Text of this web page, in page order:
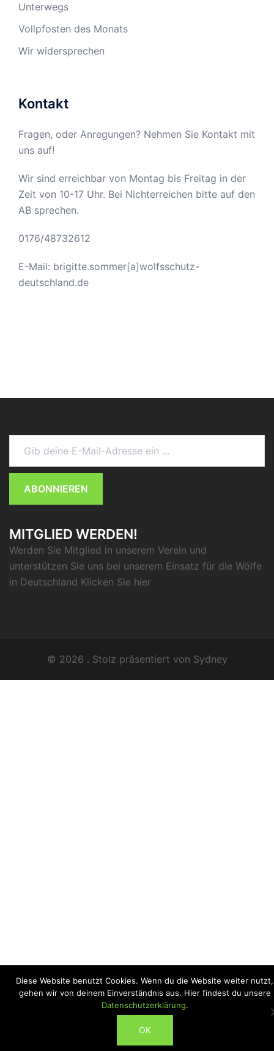
Unterwegs
Vollpfosten des Monats
Wir widersprechen
Kontakt
Fragen, oder Anregungen? Nehmen Sie Kontakt mit
uns auf!
Wir sind erreichbar von Montag bis Freitag in der
Zeit von 10-17 Uhr. Bei Nichterreichen bitte auf den
AB sprechen.
0176/48732612
E-Mail: brigitte.sommer[a]wolfsschutz-
deutschland.de
Gib deine E-Mail-Adresse ein ...
ABONNIEREN
MITGLIED WERDEN!
Werden Sie Mitglied in unserem Verein und
unterstützen Sie uns bei unserem Einsatz für die Wölfe
in Deutschland Klicken Sie hier
© 2026 . Stolz präsentiert von Sydney
Diese Website benutzt Cookies. Wenn du die Website weiter nutzt,
gehen wir von deinem Einverständnis aus. Hier findest du unsere
Datenschutzerklärung.
OK